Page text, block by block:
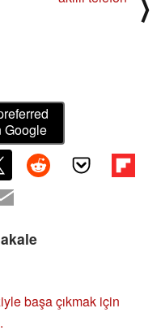
⟩
Google
başa çıkmak için